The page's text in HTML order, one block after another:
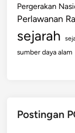
Pergerakan
Perlawanan
sejarah
sumber daya alam
Postingan